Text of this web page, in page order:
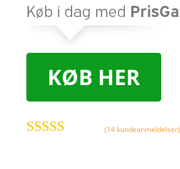
KØB HER
(14 kundeanmeldelser)